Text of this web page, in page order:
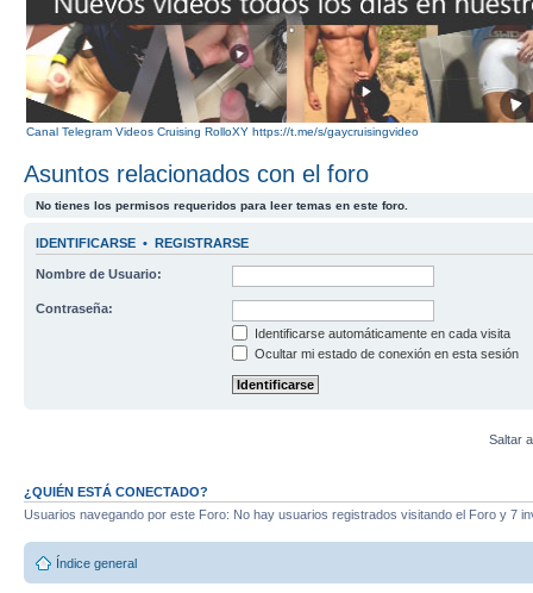
Canal Telegram Videos Cruising RolloXY https://t.me/s/gaycruisingvideo
Asuntos relacionados con el foro
No tienes los permisos requeridos para leer temas en este foro.
IDENTIFICARSE • REGISTRARSE
Nombre de Usuario:
Contraseña:
Identificarse automáticamente en cada visita
Ocultar mi estado de conexión en esta sesión
Saltar
¿QUIÉN ESTÁ CONECTADO?
Usuarios navegando por este Foro: No hay usuarios registrados visitando el Foro y 7
Índice general